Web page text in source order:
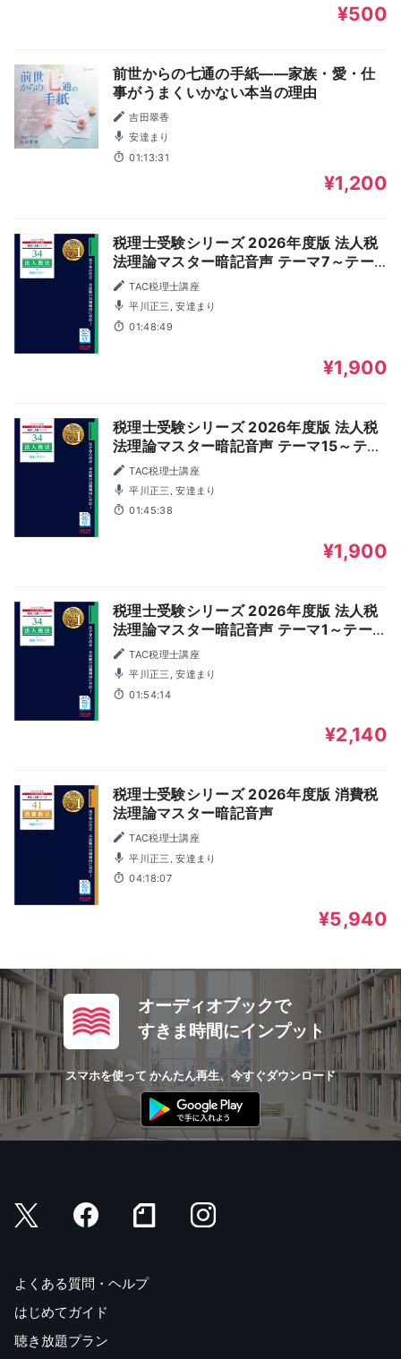
¥500
前世からの七通の手紙――家族・愛・仕
事がうまくいかない本当の理由
吉田翠香
安達まり
01:13:31
¥1,200
税理士受験シリーズ 2026年度版 法人税
法理論マスター暗記音声 テーマ7～テー
マ14TAC税理士講座
平川正三, 安達まり
01:48:49
¥1,900
税理士受験シリーズ 2026年度版 法人税
法理論マスター暗記音声 テーマ15～テー
マ18
TAC税理士講座
平川正三, 安達まり
01:45:38
¥1,900
税理士受験シリーズ 2026年度版 法人税
法理論マスター暗記音声 テーマ1～テー
マ6TAC税理士講座
平川正三, 安達まり
01:54:14
¥2,140
税理士受験シリーズ 2026年度版 消費税
法理論マスター暗記音声
TAC税理士講座
平川正三, 安達まり
04:18:07
¥5,940
オーディオブックで
すきま時間にインプット
スマホを使って かんたん再生、今すぐダウンロード
よくある質問・ヘルプ
はじめてガイド
聴き放題プラン